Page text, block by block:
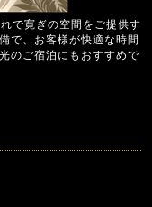
で寛ぎの空間をご提供す
で、お客様が快適な時間
のご宿泊にもおすすめで